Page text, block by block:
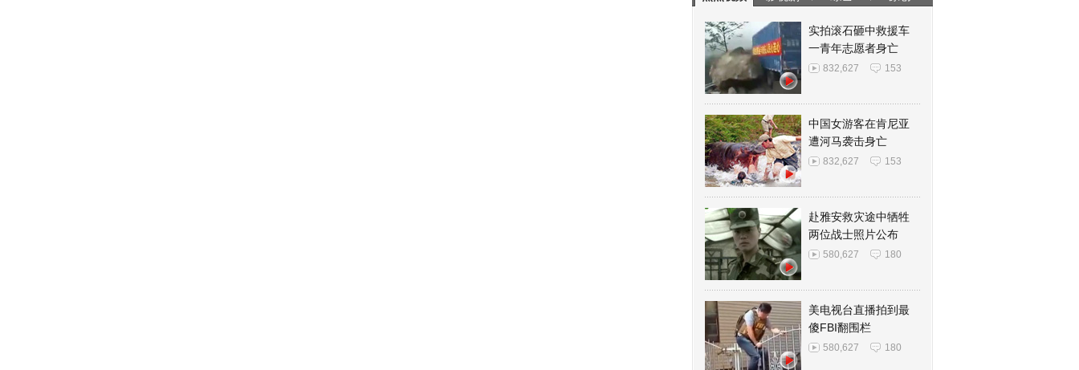
实拍滚石砸中救援车
一青年志愿者身亡
832,627 153
中国女游客在肯尼亚
遭河马袭击身亡
832,627 153
赴雅安救灾途中牺牲
两位战士照片公布
580,627 180
美电视台直播拍到最
傻FBI翻围栏
580,627 180